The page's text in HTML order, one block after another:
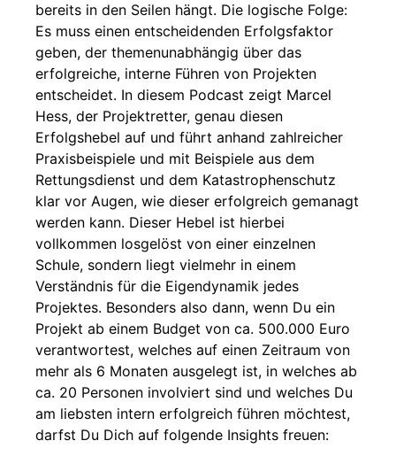
bereits in den Seilen hängt. Die logische Folge:
Es muss einen entscheidenden Erfolgsfaktor
geben, der themenunabhängig über das
erfolgreiche, interne Führen von Projekten
entscheidet. In diesem Podcast zeigt Marcel
Hess, der Projektretter, genau diesen
Erfolgshebel auf und führt anhand zahlreicher
Praxisbeispiele und mit Beispiele aus dem
Rettungsdienst und dem Katastrophenschutz
klar vor Augen, wie dieser erfolgreich gemanagt
werden kann. Dieser Hebel ist hierbei
vollkommen losgelöst von einer einzelnen
Schule, sondern liegt vielmehr in einem
Verständnis für die Eigendynamik jedes
Projektes. Besonders also dann, wenn Du ein
Projekt ab einem Budget von ca. 500.000 Euro
verantwortest, welches auf einen Zeitraum von
mehr als 6 Monaten ausgelegt ist, in welches ab
ca. 20 Personen involviert sind und welches Du
am liebsten intern erfolgreich führen möchtest,
darfst Du Dich auf folgende Insights freuen: